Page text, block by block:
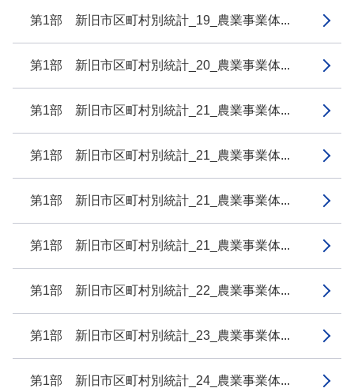
第1部 新旧市区町村別統計_19_農業事業体...
第1部 新旧市区町村別統計_20_農業事業体...
第1部 新旧市区町村別統計_21_農業事業体...
第1部 新旧市区町村別統計_21_農業事業体...
第1部 新旧市区町村別統計_21_農業事業体...
第1部 新旧市区町村別統計_21_農業事業体...
第1部 新旧市区町村別統計_22_農業事業体...
第1部 新旧市区町村別統計_23_農業事業体...
第1部 新旧市区町村別統計_24_農業事業体...